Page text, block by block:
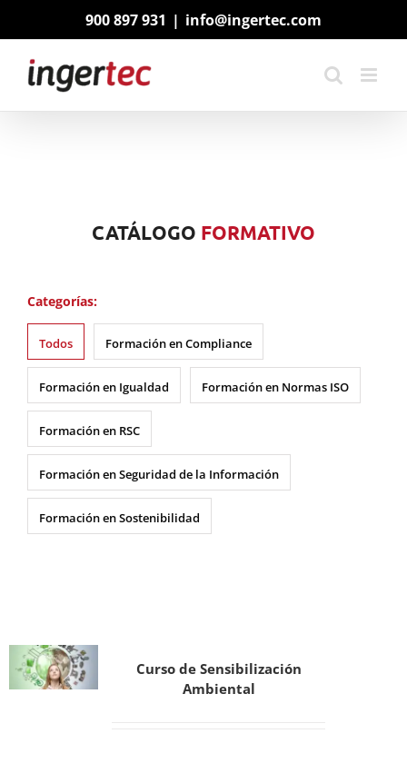
900 897 931 | info@ingertec.com
CATÁLOGO FORMATIVO
Categorías:
Todos Formación en Compliance
Formación en Igualdad Formación en Normas ISO
Formación en RSC
Formación en Seguridad de la Información
Formación en Sostenibilidad
Curso de Sensibilización
Ambiental